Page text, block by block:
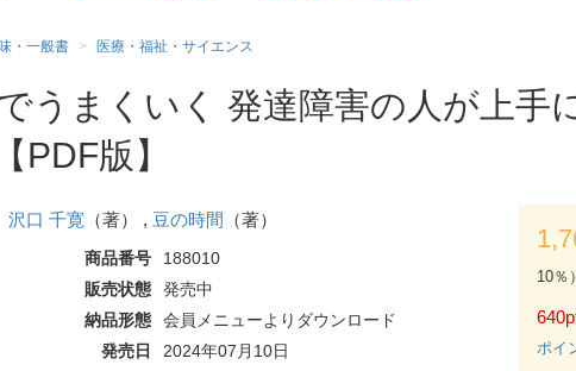
・一般書 医療・福祉・サイエンス
うまくいく 発達障害の人が上手
PDF版】
沢口 千寛 （著） , 豆の時間 （著）
商品番号
188010
販売状態
発売中
納品形態
会員メニューよりダウンロード
発売日
2024年07月10日
10％）
ポイ